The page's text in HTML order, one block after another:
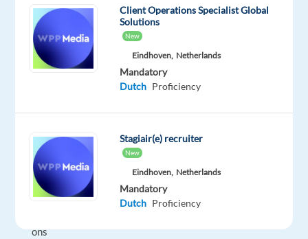
creëren
buitengewone
klantervaringen.
We
mensen
deel
uit
te
maken
ons
Client Operations Specialist Global
Solutions
New
Eindhoven, Netherlands
Mandatory
Dutch Proficiency
Stagiair(e) recruiter
New
Eindhoven, Netherlands
Mandatory
Dutch Proficiency